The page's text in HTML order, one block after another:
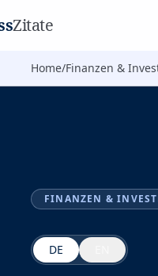
Zitate
Home/Finanzen &
FINANZEN &
DE